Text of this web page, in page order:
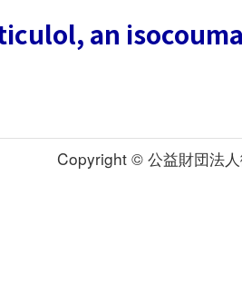
an
Copyright © 公益財団法